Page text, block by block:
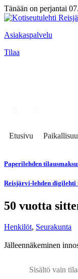
Tänään on perjantai
Asiakaspalvelu
Tilaa
Etusivu
Paperilehden
Reisjärvi-lehden digilehti
50 vuotta
Henkilöt, Seurakunta
Jälleennäkeminen
Sisältö vain